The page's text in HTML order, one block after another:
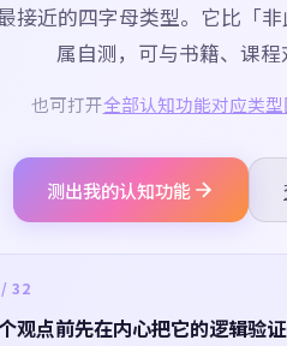
接近的四字母类型。它比「
属自测，可与书籍、课程
也可打开全部认知功能对应类
测出我的认知功能
32
观点前先在内心把它的逻辑验证